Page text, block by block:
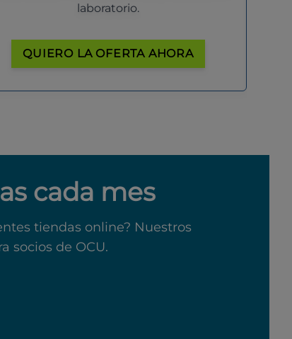
laboratorio.
QUIERO LA OFERTA AHORA
cada mes
tiendas online? Nuestros
socios de OCU.